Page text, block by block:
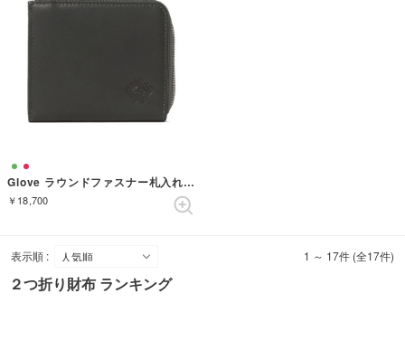
Glove ラウンドファスナー札入れ （GREEN）
￥18,700
表示順 : 1 ～ 17件 (全17件)
２つ折り財布 ランキング